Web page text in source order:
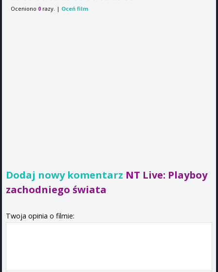
Oceniono 0 razy. | Oceń film
Dodaj nowy komentarz NT Live: Playboy
zachodniego świata
Twoja opinia o filmie: